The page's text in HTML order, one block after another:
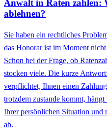
Anwalt in Raten zahlen:
ablehnen?
Sie haben ein rechtliches
das Honorar ist im Moment
Schon bei der Frage, ob
stocken viele. Die kurze
verpflichtet, Ihnen einen
trotzdem zustande kommt,
Ihrer persönlichen Situation und
ab.